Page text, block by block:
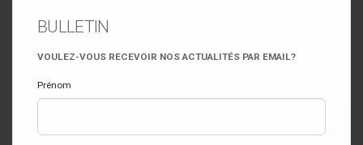
BULLETIN
VOULEZ-VOUS RECEVOIR NOS ACTUALITÉS PAR EMAIL?
Prénom